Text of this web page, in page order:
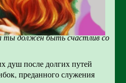
ты должен быть счастлив со
душ после долгих путей
преданного служения